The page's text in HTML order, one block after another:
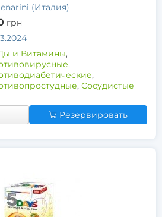
(Италия)
грн
и Витамины,
,
,
, Сосудистые
Резервировать